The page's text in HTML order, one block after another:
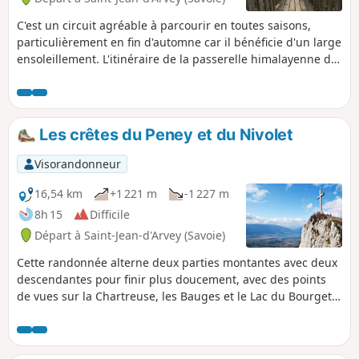
C'est un circuit agréable à parcourir en toutes saisons,
particulièrement en fin d'automne car il bénéficie d'un large
ensoleillement. L'itinéraire de la passerelle himalayenne du
de la Leysse.
Les crêtes du Peney et du Nivolet
Visorandonneur
16,54 km
+1 221 m
-1 227 m
8h 15
Difficile
Départ à Saint-Jean-d'Arvey (Savoie)
Cette randonnée alterne deux parties montantes avec deux
descendantes pour finir plus doucement, avec des points
de vues sur la Chartreuse, les Bauges et le Lac du Bourget.
garnissent les sentiers de feuilles au milieu de lisses
pierres de calcaire pouvant servir d'appui pour les pauses.